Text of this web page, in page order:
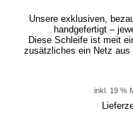
Unsere exklusiven,
handgefertigt –
Diese Schleife ist meit
zusätzliches ein Netz
inkl. 19 %